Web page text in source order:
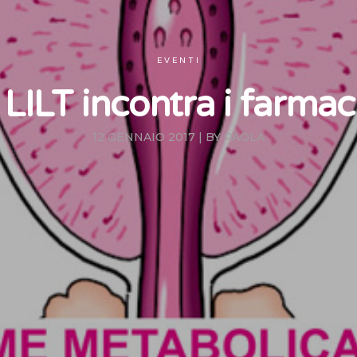
EVENTI
incontra i
12 GENNAIO 2017 | BY PAOLA